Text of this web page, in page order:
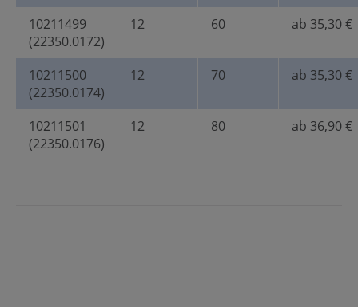
10211499
(22350.0172)
12 60 ab 35,30 €
10211500
(22350.0174)
12 70 ab 35,30 €
10211501
(22350.0176)
12 80 ab 36,90 €